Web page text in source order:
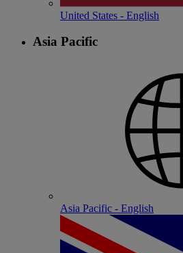
United States - English
Asia Pacific
Asia Pacific - English